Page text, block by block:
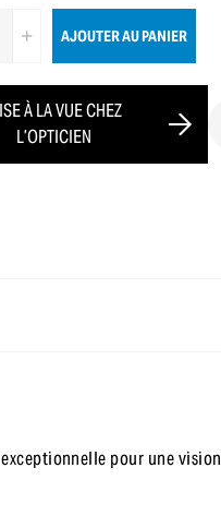
AJOUTER AU PANIER
À LA VUE CHEZ
L’OPTICIEN
pour une vision